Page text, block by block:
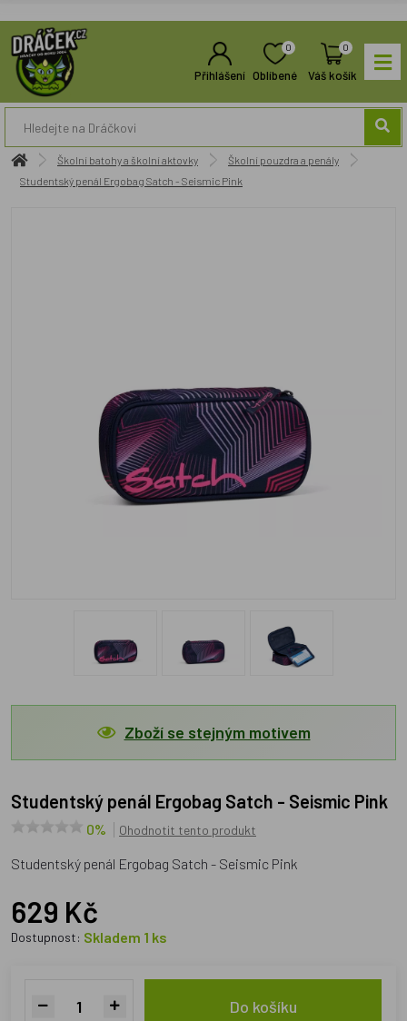
Přihlášení
0
Oblíbené
0
Váš košík
Školní batohy a školní aktovky
Školní pouzdra a penály
Studentský penál Ergobag Satch - Seismic Pink
Zboží se stejným motivem
Studentský penál Ergobag Satch - Seismic Pink
0% Ohodnotit tento produkt
Studentský penál Ergobag Satch - Seismic Pink
629 Kč
Dostupnost: Skladem 1 ks
Do košíku